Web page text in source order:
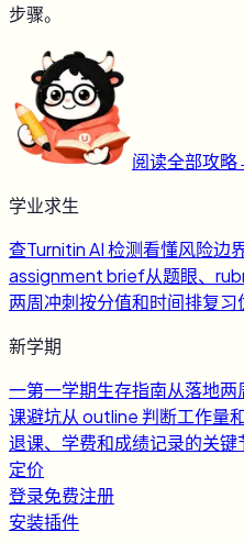
步骤。
阅读全部攻略
学业求生
查Turnitin AI 检测看懂风险边
assignment brief从题眼、
两周冲刺按分值和时间排复习
新学期
一第一学期生存指南从落地
课避坑从 outline 判断工作量
退课、学费和成绩记录的关键
定价
登录免费注册
安装插件